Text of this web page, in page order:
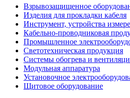
Взрывозащищенное
Изделия для прокладки кабеля
Инструмент, устройства
Кабельно-проводниковая
Промышленное
Светотехническая продукция
Системы обогрева и
Модульная аппаратура
Установочное
Щитовое оборудование